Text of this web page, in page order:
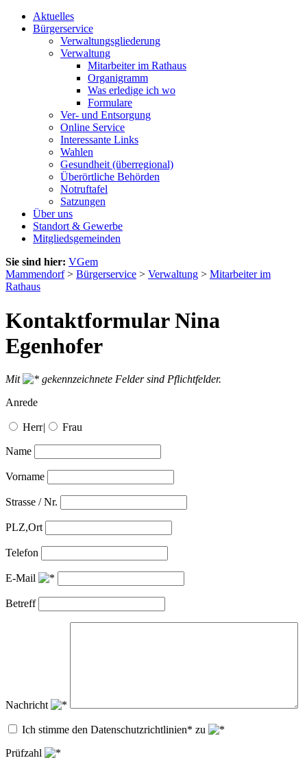
Aktuelles
Bürgerservice
Verwaltungsgliederung
Verwaltung
Mitarbeiter im Rathaus
Organigramm
Was erledige ich wo
Formulare
Ver- und Entsorgung
Online Service
Interessante Links
Wahlen
Gesundheit (überregional)
Überörtliche Behörden
Notruftafel
Satzungen
Über uns
Standort & Gewerbe
Mitgliedsgemeinden
Sie sind hier: VGem
Mammendorf> Bürgerservice > Verwaltung > Mitarbeiter im
Rathaus
Kontaktformular Nina
Egenhofer
Mit
gekennzeichnete Felder sind Pflichtfelder.
Anrede
Herr| Frau
Name
Vorname
Strasse / Nr.
PLZ,Ort
Telefon
E-Mail
Betreff
Nachricht
Ich stimme den Datenschutzrichtlinien* zu
Prüfzahl